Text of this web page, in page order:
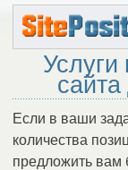
Если в ваши
количества
предложить